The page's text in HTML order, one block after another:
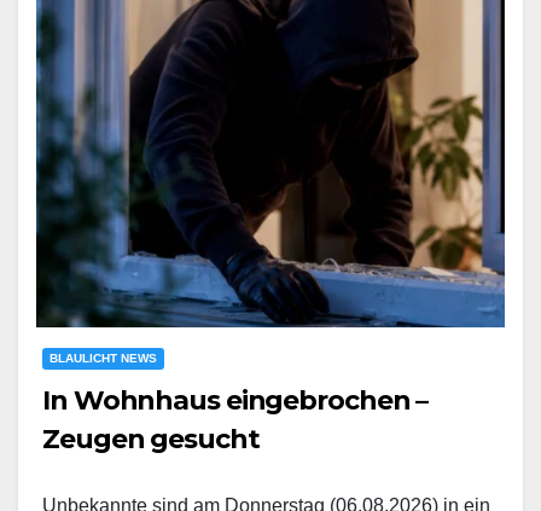
BLAULICHT NEWS
In Wohnhaus eingebrochen –
Zeugen gesucht
Unbekannte sind am Donnerstag (06.08.2026) in ein